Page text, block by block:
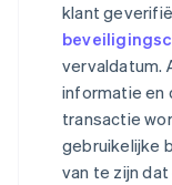
klant
vervaldatum.
informatie en
transactie
gebruikelijke
van te zijn